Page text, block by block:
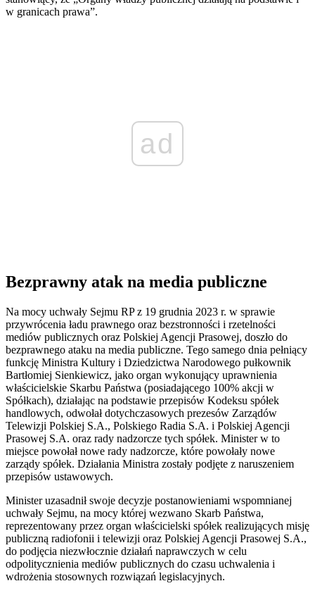
w granicach prawa”.
ad
Bezprawny atak na media publiczne
Na mocy uchwały Sejmu RP z 19 grudnia 2023 r. w sprawie
przywrócenia ładu prawnego oraz bezstronności i rzetelności
mediów publicznych oraz Polskiej Agencji Prasowej, doszło do
bezprawnego ataku na media publiczne. Tego samego dnia pełniący
funkcję Ministra Kultury i Dziedzictwa Narodowego pułkownik
Bartłomiej Sienkiewicz, jako organ wykonujący uprawnienia
właścicielskie Skarbu Państwa (posiadającego 100% akcji w
Spółkach), działając na podstawie przepisów Kodeksu spółek
handlowych, odwołał dotychczasowych prezesów Zarządów
Telewizji Polskiej S.A., Polskiego Radia S.A. i Polskiej Agencji
Prasowej S.A. oraz rady nadzorcze tych spółek. Minister w to
miejsce powołał nowe rady nadzorcze, które powołały nowe
zarządy spółek. Działania Ministra zostały podjęte z naruszeniem
przepisów ustawowych.
Minister uzasadnił swoje decyzje postanowieniami wspomnianej
uchwały Sejmu, na mocy której wezwano Skarb Państwa,
reprezentowany przez organ właścicielski spółek realizujących misję
publiczną radiofonii i telewizji oraz Polskiej Agencji Prasowej S.A.,
do podjęcia niezwłocznie działań naprawczych w celu
odpolitycznienia mediów publicznych do czasu uchwalenia i
wdrożenia stosownych rozwiązań legislacyjnych.